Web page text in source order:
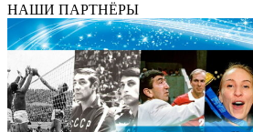
НАШИ ПАРТНЁРЫ